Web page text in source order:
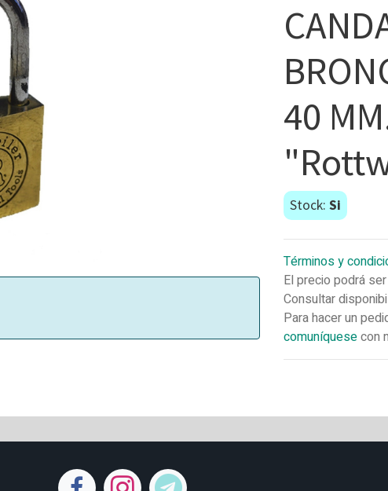
40
Stock: Si
Términos y
El precio podrá
Consultar
Para hacer un
comuníquesecon